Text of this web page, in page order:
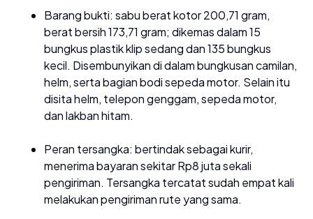
Barang bukti: sabu berat kotor 200,71 gram,
berat bersih 173,71 gram; dikemas dalam 15
bungkus plastik klip sedang dan 135 bungkus
kecil. Disembunyikan di dalam bungkusan camilan,
helm, serta bagian bodi sepeda motor. Selain itu
disita helm, telepon genggam, sepeda motor,
dan lakban hitam.
Peran tersangka: bertindak sebagai kurir,
menerima bayaran sekitar Rp8 juta sekali
pengiriman. Tersangka tercatat sudah empat kali
melakukan pengiriman rute yang sama.